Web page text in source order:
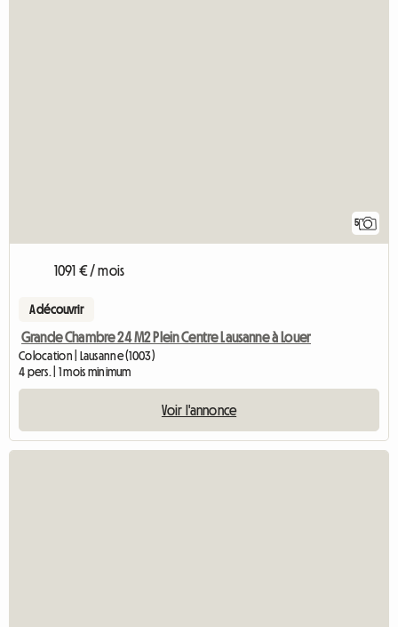
5
1091 € / mois
A découvrir
Grande Chambre 24 M2 Plein Centre Lausanne à Louer
Colocation | Lausanne (1003)
4 pers. | 1 mois minimum
Voir l'annonce